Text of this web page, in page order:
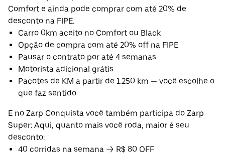
Comfort e ainda pode comprar com até 20% de
desconto na FIPE.
Carro 0km aceito no Comfort ou Black
Opção de compra com até 20% off na FIPE
Pausar o contrato por até 4 semanas
Motorista adicional grátis
Pacotes de KM a partir de 1.250 km — você escolhe o
que faz sentido
E no Zarp Conquista você também participa do Zarp
Super: Aqui, quanto mais você roda, maior é seu
desconto:
40 corridas na semana → R$ 80 OFF